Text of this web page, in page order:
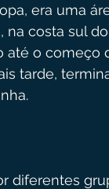
era uma
na costa sul
até o começo
tarde,
diferentes